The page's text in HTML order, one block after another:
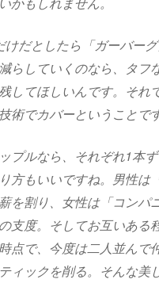
けだとしたら「ガーバー
らしていくのなら、タフ
してほしいんです。それ
術でカバーということです
プルなら、それぞれ1本
方もいいですね。男性は
を割り、女性は「コンパ
支度。そしてお互いある
点で、今度は二人並んで
ィックを削る。そんな美